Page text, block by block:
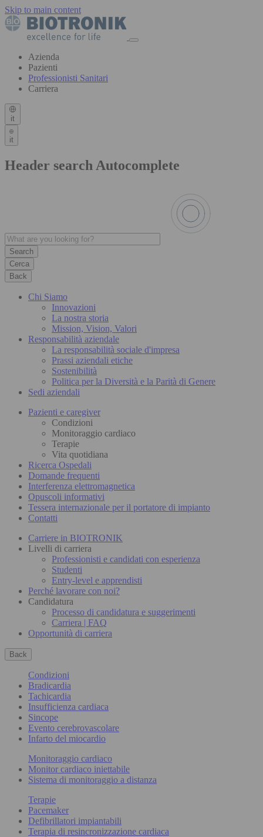
Skip to main content
Azienda
Pazienti
Professionisti Sanitari
Carriera
it
it
Header search Autocomplete
Cerca
Back
Chi Siamo
Innovazioni
La nostra storia
Mission, Vision, Valori
Responsabilità aziendale
La responsabilità sociale d'impresa
Prassi aziendali etiche
Sostenibilità
Politica per la Diversità e la Parità di Genere
Sedi aziendali
Pazienti e caregiver
Condizioni
Monitoraggio cardiaco
Terapie
Vita quotidiana
Ricerca Ospedali
Domande frequenti
Interferenza elettromagnetica
Opuscoli informativi
Tessera internazionale per il portatore di impianto
Contatti
Carriere in BIOTRONIK
Livelli di carriera
Professionisti e candidati con esperienza
Studenti
Entry-level e apprendisti
Perché lavorare con noi?
Candidatura
Processo di candidatura e suggerimenti
Carriera | FAQ
Opportunità di carriera
Back
Condizioni
Bradicardia
Tachicardia
Insufficienza cardiaca
Sincope
Evento cerebrovascolare
Infarto del miocardio
Monitoraggio cardiaco
Monitor cardiaco iniettabile
Sistema di monitoraggio a distanza
Terapie
Pacemaker
Defibrillatori impiantabili
Terapia di resincronizzazione cardiaca